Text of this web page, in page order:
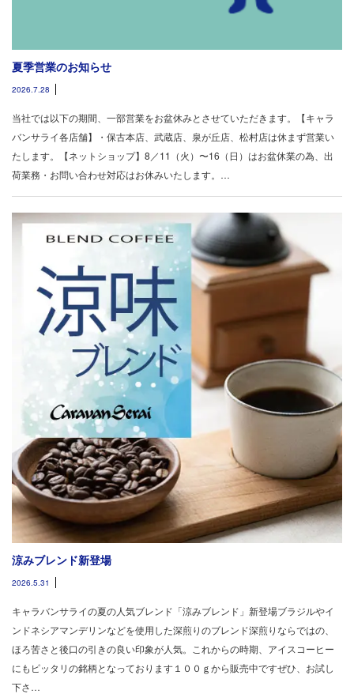
夏季営業のお知らせ
2026.7.28
当社では以下の期間、一部営業をお盆休みとさせていただきます。【キャラ
バンサライ各店舗】・保古本店、武蔵店、泉が丘店、松村店は休まず営業い
たします。【ネットショップ】8／11（火）〜16（日）はお盆休業の為、出
荷業務・お問い合わせ対応はお休みいたします。…
涼みブレンド新登場
2026.5.31
キャラバンサライの夏の人気ブレンド「涼みブレンド」新登場ブラジルやイ
ンドネシアマンデリンなどを使用した深煎りのブレンド深煎りならではの、
ほろ苦さと後口の引きの良い印象が人気。これからの時期、アイスコーヒー
にもピッタリの銘柄となっております１００ｇから販売中ですぜひ、お試し
下さ…